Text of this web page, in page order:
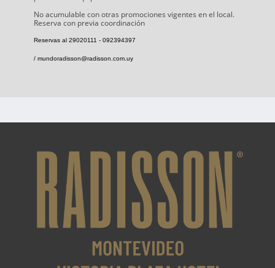
No acumulable con otras promociones vigentes en el local.
Reserva con previa coordinación
Reservas al 29020111 - 092394397
/ mundoradisson@radisson.com.uy